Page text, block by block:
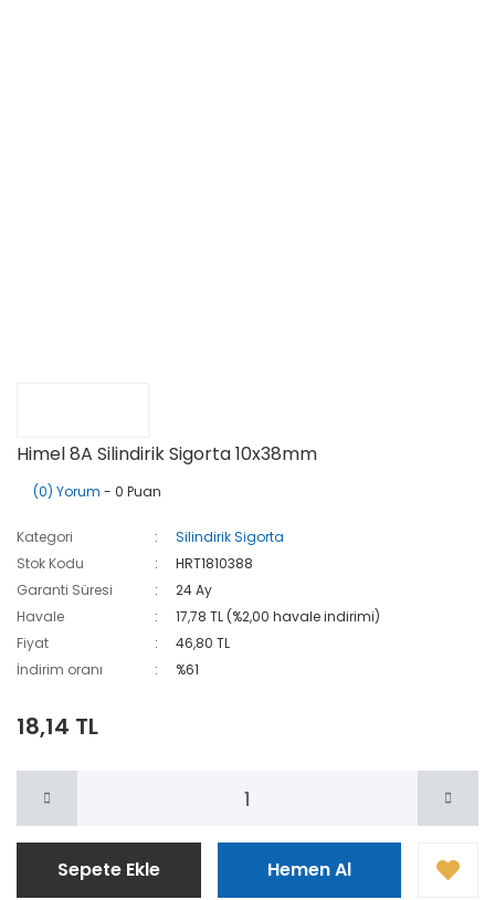
Himel 8A Silindirik Sigorta 10x38mm
(0) Yorum - 0 Puan
Kategori
Silindirik Sigorta
Stok Kodu
HRT1810388
Garanti Süresi
24 Ay
Havale
17,78 TL (%2,00 havale indirimi)
Fiyat
46,80 TL
İndirim oranı
%61
18,14 TL
Sepete Ekle Hemen Al